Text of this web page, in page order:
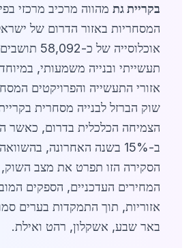
בקריית גת מהווה מרכיב מרכזי
המסחריות באזור הדרום של
אוכלוסייה של
תעשייתי ובנייה משמעותי,
אזורי התעשייה והפרויקטים
שוק הברזל לבנייה מסחרית
הצמיחה הכלכלית בדרום, כאשר
ב-15% בשנה האחרונה,
הסקירה הזו תפרט את מצב השוק,
המחירים העדכניים, הספקים
אזוריות, תוך התמקדות בערים
באר שבע, אשקלון, רהט ואילת.